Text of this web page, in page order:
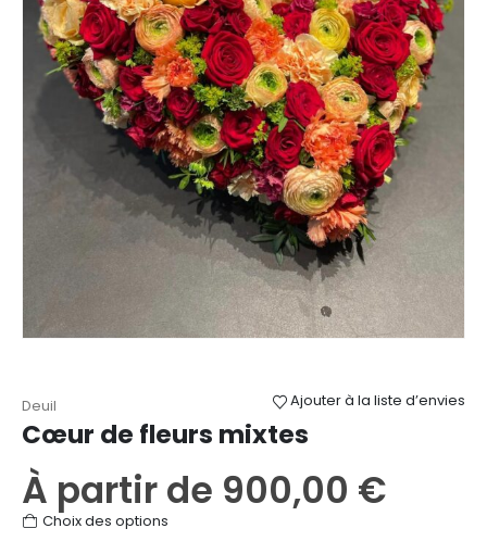
Ajouter à la liste d’envies
Deuil
Cœur de fleurs mixtes
À partir de 900,00 €
Choix des options